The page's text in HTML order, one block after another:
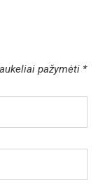
pažymėti *